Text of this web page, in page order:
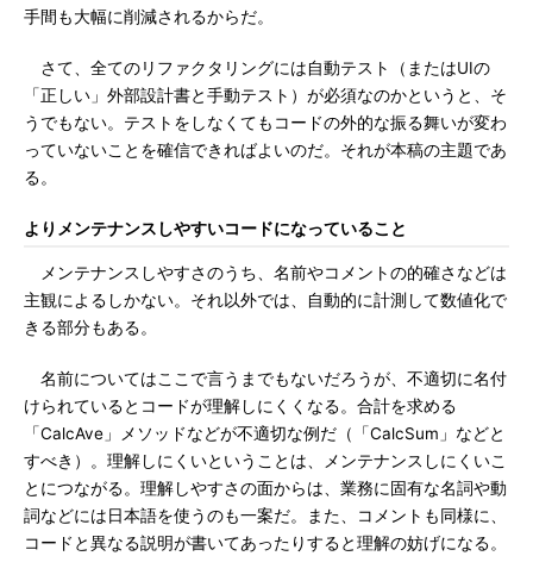
手間も大幅に削減されるからだ。
さて、全てのリファクタリングには自動テスト（またはUIの
「正しい」外部設計書と手動テスト）が必須なのかというと、そ
うでもない。テストをしなくてもコードの外的な振る舞いが変わ
っていないことを確信できればよいのだ。それが本稿の主題であ
る。
よりメンテナンスしやすいコードになっていること
メンテナンスしやすさのうち、名前やコメントの的確さなどは
主観によるしかない。それ以外では、自動的に計測して数値化で
きる部分もある。
名前についてはここで言うまでもないだろうが、不適切に名付
けられているとコードが理解しにくくなる。合計を求める
「CalcAve」メソッドなどが不適切な例だ（「CalcSum」などと
すべき）。理解しにくいということは、メンテナンスしにくいこ
とにつながる。理解しやすさの面からは、業務に固有な名詞や動
詞などには日本語を使うのも一案だ。また、コメントも同様に、
コードと異なる説明が書いてあったりすると理解の妨げになる。